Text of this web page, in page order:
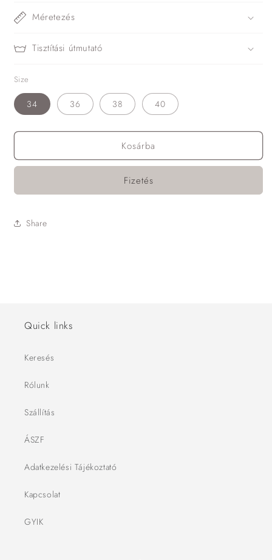
Méretezés
Tisztítási útmutató
Size
34 36 38 40
Kosárba
Fizetés
Share
Quick links
Keresés
Rólunk
Szállítás
ÁSZF
Adatkezelési Tájékoztató
Kapcsolat
GYIK